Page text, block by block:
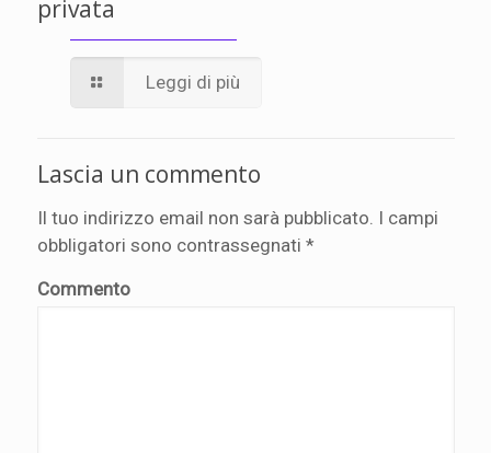
privata
Leggi di più
Lascia un commento
Il tuo indirizzo email non sarà pubblicato. I campi
obbligatori sono contrassegnati *
Commento